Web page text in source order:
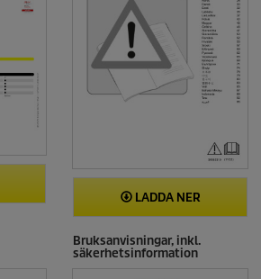
LADDA NER
Bruksanvisningar, inkl.
säkerhetsinformation